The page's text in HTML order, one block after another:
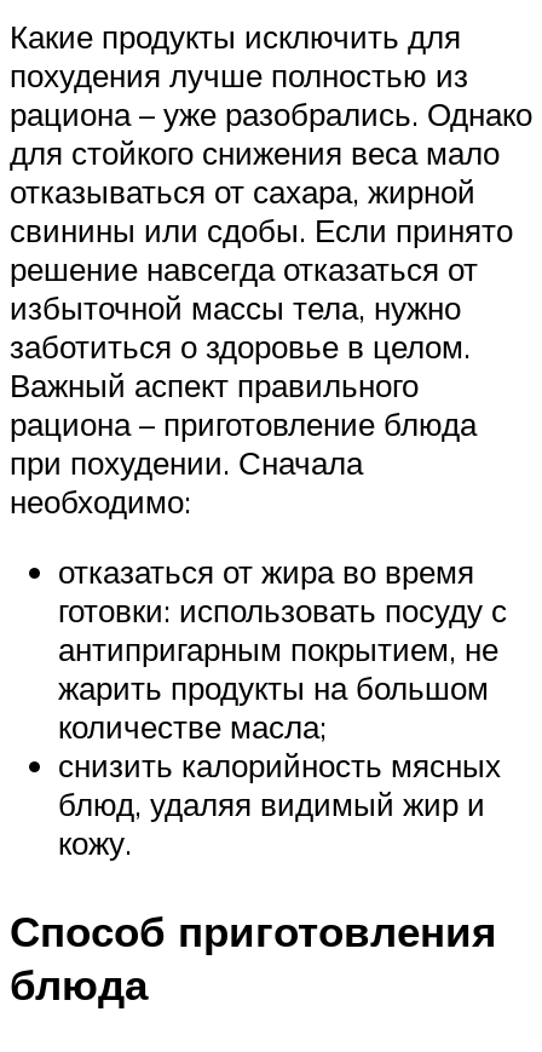
Какие продукты исключить для
похудения лучше полностью из
рациона – уже разобрались. Однако
для стойкого снижения веса мало
отказываться от сахара, жирной
свинины или сдобы. Если принято
решение навсегда отказаться от
избыточной массы тела, нужно
заботиться о здоровье в целом.
Важный аспект правильного
рациона – приготовление блюда
при похудении. Сначала
необходимо:
отказаться от жира во время
готовки: использовать посуду с
антипригарным покрытием, не
жарить продукты на большом
количестве масла;
снизить калорийность мясных
блюд, удаляя видимый жир и
кожу.
Способ приготовления
блюда